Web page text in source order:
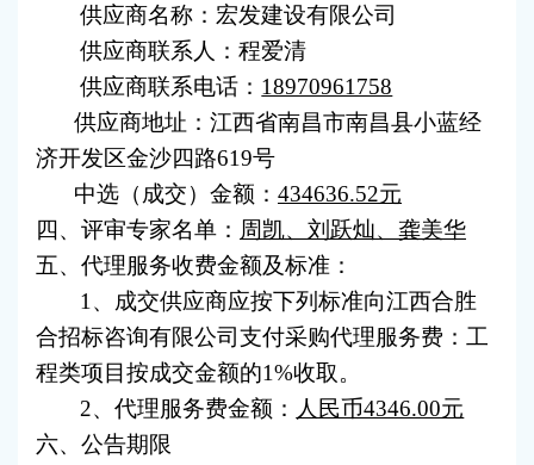
供应商名称：宏发建设有限公司
供应商联系人：程爱清
供应商联系电话： 18970961758
供应商地址：江西省南昌市南昌县小蓝经
济开发区金沙四路619号
中选（成交）金额： 434636.52元
四、评审专家名单： 周凯、刘跃灿、龚美华
五、代理服务收费金额及标准：
1、成交供应商应按下列标准向江西合胜
合招标咨询有限公司支付采购代理服务费：工
程类项目按成交金额的1%收取。
2、代理服务费金额： 人民币4346.00元
六、公告期限